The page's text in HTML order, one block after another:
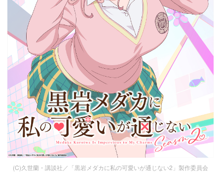
(C)久世蘭・講談社／「黒岩メダカに私の可愛いが通じない2」製作委員会